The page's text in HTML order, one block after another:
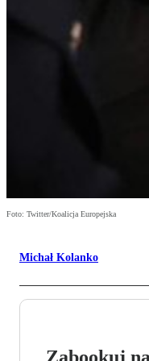
Foto: Twitter/Koalicja Europejska
Michał Kolanko